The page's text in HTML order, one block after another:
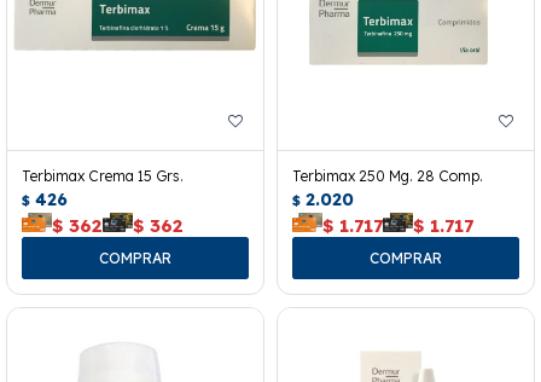
Terbimax Crema 15 Grs.
$ 426
$ 362 $ 362
Terbimax 250 Mg. 28 Comp.
$ 2.020
$ 1.717 $ 1.717